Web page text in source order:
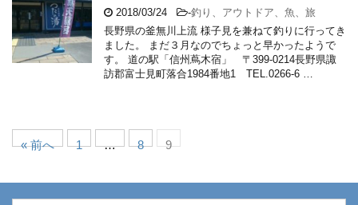
2018/03/24 -釣り、アウトドア、魚、旅
長野県の釜無川上流 様子見を兼ねて釣りに行ってき
ました。 まだ３月なのでちょっと早かったようで
す。 道の駅「信州蔦木宿」 〒399-0214長野県諏
訪郡富士見町落合1984番地1 TEL.0266-6 …
« 前へ 1 … 8 9